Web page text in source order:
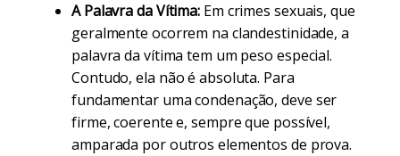
A Palavra da Vítima: Em crimes sexuais, que
geralmente ocorrem na clandestinidade, a
palavra da vítima tem um peso especial.
Contudo, ela não é absoluta. Para
fundamentar uma condenação, deve ser
firme, coerente e, sempre que possível,
amparada por outros elementos de prova.